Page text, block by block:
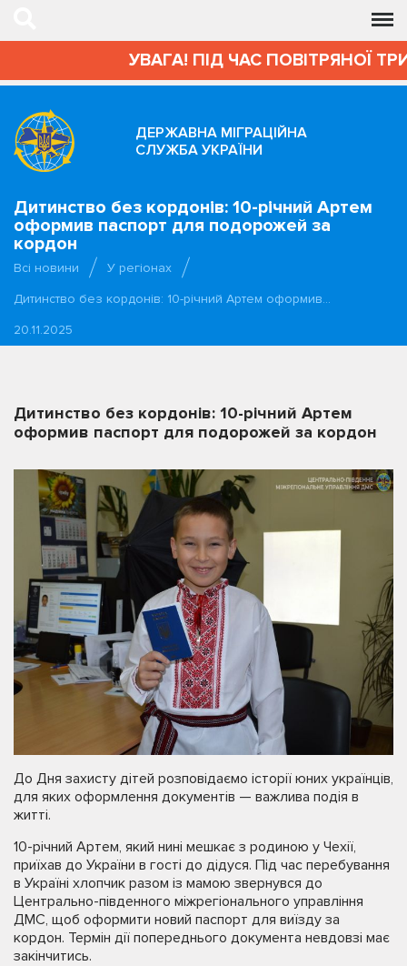
УВАГА! ПІД ЧАС ПОВІТРЯНОЇ
ДЕРЖАВНА МІГРАЦІЙНА
СЛУЖБА УКРАЇНИ
Дитинство без кордонів: 10-річний Артем
оформив паспорт для подорожей за
кордон
Всі новини
У регіонах
Дитинство без кордонів: 10-річний Артем оформив…
20.11.2025
Дитинство без кордонів: 10-річний Артем
оформив паспорт для подорожей за кордон
До Дня захисту дітей розповідаємо історії юних українців,
для яких оформлення документів — важлива подія в
житті.
10-річний Артем, який нині мешкає з родиною у Чехії,
приїхав до України в гості до дідуся. Під час перебування
в Україні хлопчик разом із мамою звернувся до
Центрально-південного міжрегіонального управління
ДМС, щоб оформити новий паспорт для виїзду за
кордон. Термін дії попереднього документа невдовзі має
закінчитись.